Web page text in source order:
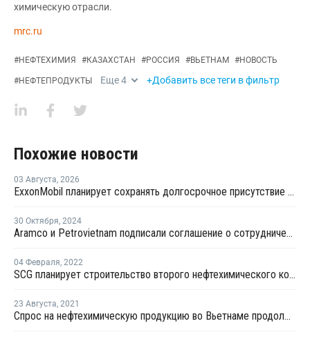
химическую отрасли.
mrc.ru
#НЕФТЕХИМИЯ #КАЗАХСТАН #РОССИЯ #ВЬЕТНАМ #НОВОСТЬ
#НЕФТЕПРОДУКТЫ Еще4 +Добавить все теги в фильтр
Похожие новости
03 Августа, 2026
ExxonMobil планирует сохранять долгосрочное присутствие в Казахстане
30 Октября, 2024
Aramco и Petrovietnam подписали соглашение о сотрудничестве
04 Февраля, 2022
SCG планирует строительство второго нефтехимического комплекса во Вьетнаме
23 Августа, 2021
Спрос на нефтехимическую продукцию во Вьетнаме продолжает снижаться из-за новой волны коронавируса